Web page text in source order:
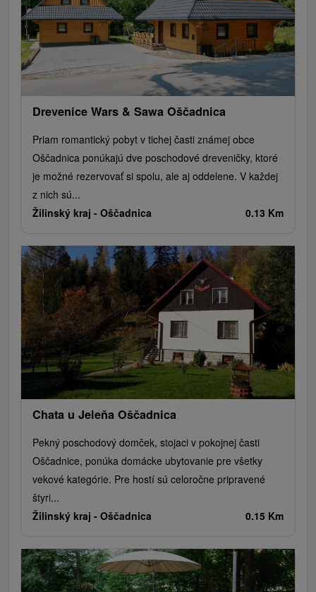
Drevenice Wars & Sawa Oščadnica
Priam romantický pobyt v tichej časti známej obce
Oščadnica ponúkajú dve poschodové dreveničky, ktoré
je možné rezervovať si spolu, ale aj oddelene. V každej
z nich sú...
Žilinský kraj - Oščadnica 0.13 Km
Chata u Jeleňa Oščadnica
Pekný poschodový domček, stojaci v pokojnej časti
Oščadnice, ponúka domácke ubytovanie pre všetky
vekové kategórie. Pre hostí sú celoročne pripravené
štyri...
Žilinský kraj - Oščadnica 0.15 Km